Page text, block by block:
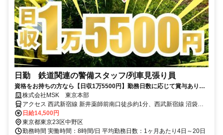
日勤 鉄道関連の警備スタッフ/列車見張り員
資格をお持ちの方なら【日収1万5500円】勤務日数に応じて賞与あり！
未経験者も嬉しい高日給1万4500円以上！生活リズム安定で稼げる日勤
のお仕事です！勤務3日前迄シフト申請が可能です！週1日～・短期も
OK！あなたのライフスタイルに合わせてお仕事しませんか！未経験者大
歓迎！年代幅広く活躍しています。
株式会社MSK 東京本部
アクセス 西武新宿線 新井薬師前南口徒歩約1分、西武新宿線 沼袋北
口徒歩約11分、東京メトロ東西線/ＪＲ中央本線 落合（東京都）1番
口徒歩約17分 西武新宿線「新井薬師前駅」からスグ ※現場への直行
直帰OK
日給14,500円
東京都東京23区中野区
勤務時間 実働時間：8時間/日 平均勤務日数：1ヶ月あたり4日～20日